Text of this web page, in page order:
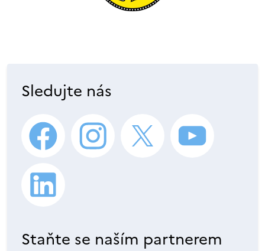
Sledujte nás
Staňte se naším partnerem